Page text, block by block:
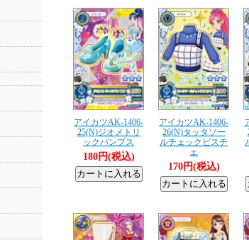
アイカツAK-1406-
25(N)ジオメトリ
ックパンプス
180円(税込)
アイカツAK-1406-
26(N)タッタソー
ルチェックビスチ
ェ
170円(税込)